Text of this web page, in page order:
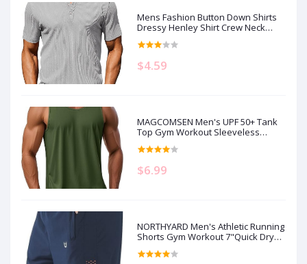
Mens Fashion Button Down Shirts
Dressy Henley Shirt Crew Neck
Short Sleeve Big and Tall Tshirts
Men's Clothing
$4.59
MAGCOMSEN Men's UPF 50+ Tank
Top Gym Workout Sleeveless
Muscle Shirts Sun Protection Cut
Off Shirts Summer Sleeveless T
$6.99
NORTHYARD Men's Athletic Running
Shorts Gym Workout 7"Quick Dry
Lightweight Sports Basketball
Tennis 3 Zipper Pockets